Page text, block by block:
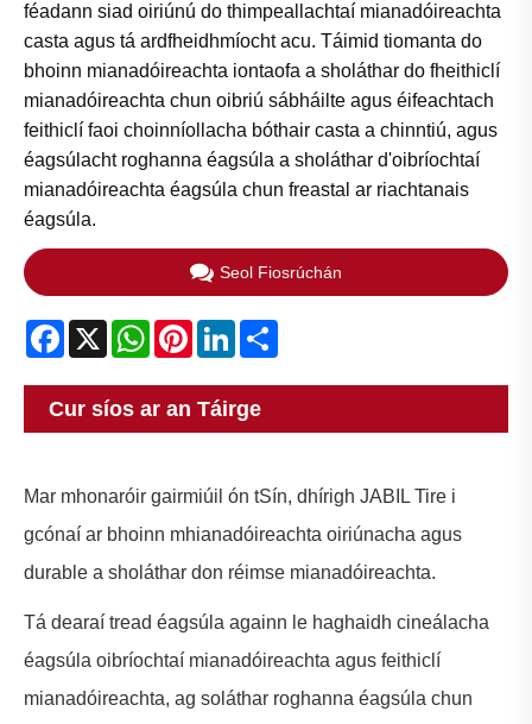
féadann siad oiriúnú do thimpeallachtaí mianadóireachta
casta agus tá ardfheidhmíocht acu. Táimid tiomanta do
bhoinn mianadóireachta iontaofa a sholáthar do fheithiclí
mianadóireachta chun oibriú sábháilte agus éifeachtach
feithiclí faoi choinníollacha bóthair casta a chinntiú, agus
éagsúlacht roghanna éagsúla a sholáthar d'oibríochtaí
mianadóireachta éagsúla chun freastal ar riachtanais
éagsúla.
Seol Fiosrúchán
Facebook
X WhatsApp
PinterestLinkedIn
Cur síos ar an Táirge
Mar mhonaróir gairmiúil ón tSín, dhírigh JABIL Tire i
gcónaí ar bhoinn mhianadóireachta oiriúnacha agus
durable a sholáthar don réimse mianadóireachta.
Tá dearaí tread éagsúla againn le haghaidh cineálacha
éagsúla oibríochtaí mianadóireachta agus feithiclí
mianadóireachta, ag soláthar roghanna éagsúla chun